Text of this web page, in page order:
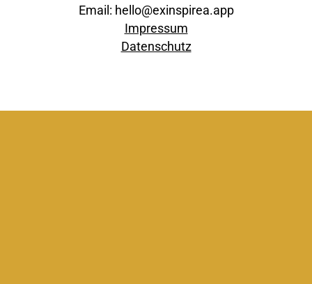
Email: hello@exinspirea.app
Impressum
Datenschutz